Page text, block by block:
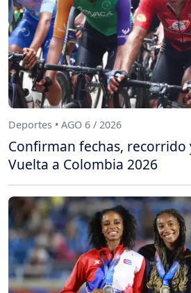
Deportes • AGO 6 / 2026
Confirman fechas, recorrido
Vuelta a Colombia 2026